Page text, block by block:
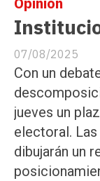
07/08/2025
Con un
jueves un
electoral.
dibujarán un